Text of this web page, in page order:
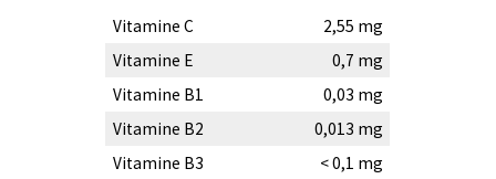
Vitamine C
2,55 mg
Vitamine E
0,7 mg
Vitamine B1
0,03 mg
Vitamine B2
0,013 mg
Vitamine B3
< 0,1 mg